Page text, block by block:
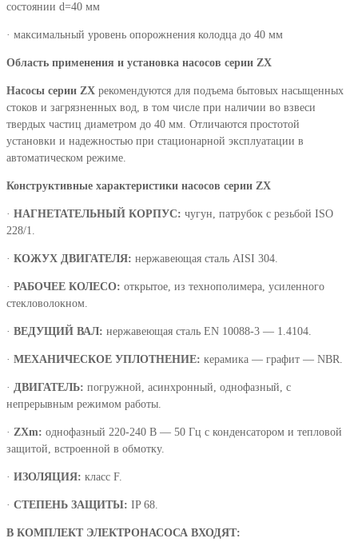
состоянии d=40 мм
· максимальный уровень опорожнения колодца до 40 мм
Область применения и установка насосов серии ZX
Насосы серии ZX рекомендуются для подъема бытовых насыщенных
стоков и загрязненных вод, в том числе при наличии во взвеси
твердых частиц диаметром до 40 мм. Отличаются простотой
установки и надежностью при стационарной эксплуатации в
автоматическом режиме.
Конструктивные характеристики насосов серии ZX
· НАГНЕТАТЕЛЬНЫЙ КОРПУС: чугун, патрубок с резьбой ISO
228/1.
· КОЖУХ ДВИГАТЕЛЯ: нержавеющая сталь AISI 304.
· РАБОЧЕЕ КОЛЕСО: открытое, из технополимера, усиленного
стекловолокном.
· ВЕДУЩИЙ ВАЛ: нержавеющая сталь EN 10088-3 — 1.4104.
· МЕХАНИЧЕСКОЕ УПЛОТНЕНИЕ: керамика — графит — NBR.
· ДВИГАТЕЛЬ: погружной, асинхронный, однофазный, с
непрерывным режимом работы.
· ZXm: однофазный 220-240 В — 50 Гц с конденсатором и тепловой
защитой, встроенной в обмотку.
· ИЗОЛЯЦИЯ: класс F.
· СТЕПЕНЬ ЗАЩИТЫ: IP 68.
В КОМПЛЕКТ ЭЛЕКТРОНАСОСА ВХОДЯТ: